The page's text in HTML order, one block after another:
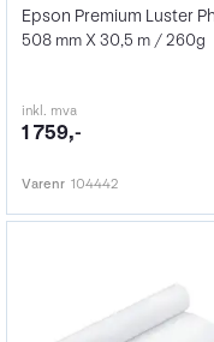
508 mm X 30,5 m / 260g
inkl. mva
1 759,-
Varenr 104442